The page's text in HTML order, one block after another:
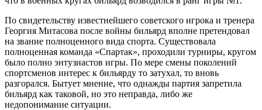
По свидетельству известнейшего советского игрока и тренера
Георгия Митасова после войны бильярд вполне претендовал
на звание полноценного вида спорта. Существовала
полноценная команда «Спартак», проходили турниры, кругом
было полно энтузиастов игры. По мере смены поколений
спортсменов интерес к бильярду то затухал, то вновь
разгорался. Бытует мнение, что однажды партия запретила
бильярд как таковой, но это неправда, либо же
недопонимание ситуации.